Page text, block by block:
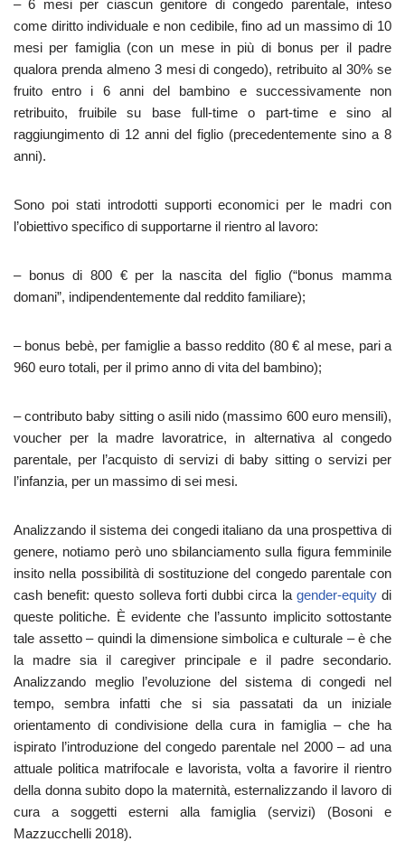
– 6 mesi per ciascun genitore di congedo parentale, inteso
come diritto individuale e non cedibile, fino ad un massimo di 10
mesi per famiglia (con un mese in più di bonus per il padre
qualora prenda almeno 3 mesi di congedo), retribuito al 30% se
fruito entro i 6 anni del bambino e successivamente non
retribuito, fruibile su base full-time o part-time e sino al
raggiungimento di 12 anni del figlio (precedentemente sino a 8
anni).
Sono poi stati introdotti supporti economici per le madri con
l’obiettivo specifico di supportarne il rientro al lavoro:
– bonus di 800 € per la nascita del figlio (“bonus mamma
domani”, indipendentemente dal reddito familiare);
– bonus bebè, per famiglie a basso reddito (80 € al mese, pari a
960 euro totali, per il primo anno di vita del bambino);
– contributo baby sitting o asili nido (massimo 600 euro mensili),
voucher per la madre lavoratrice, in alternativa al congedo
parentale, per l’acquisto di servizi di baby sitting o servizi per
l’infanzia, per un massimo di sei mesi.
Analizzando il sistema dei congedi italiano da una prospettiva di
genere, notiamo però uno sbilanciamento sulla figura femminile
insito nella possibilità di sostituzione del congedo parentale con
cash benefit: questo solleva forti dubbi circa la gender-equitydi
queste politiche. È evidente che l’assunto implicito sottostante
tale assetto ‒ quindi la dimensione simbolica e culturale ‒ è che
la madre sia il caregiver principale e il padre secondario.
Analizzando meglio l’evoluzione del sistema di congedi nel
tempo, sembra infatti che si sia passatati da un iniziale
orientamento di condivisione della cura in famiglia ‒ che ha
ispirato l’introduzione del congedo parentale nel 2000 ‒ ad una
attuale politica matrifocale e lavorista, volta a favorire il rientro
della donna subito dopo la maternità, esternalizzando il lavoro di
cura a soggetti esterni alla famiglia (servizi) (Bosoni e
Mazzucchelli 2018).